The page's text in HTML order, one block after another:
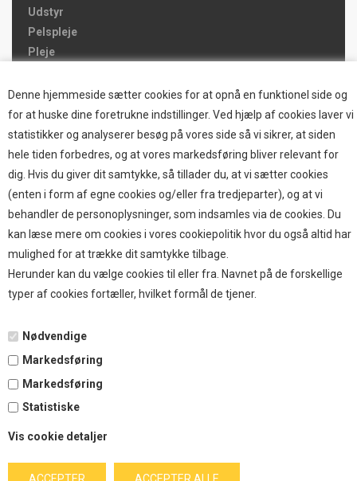
Denne hjemmeside sætter cookies for at opnå en funktionel side og
for at huske dine foretrukne indstillinger. Ved hjælp af cookies laver vi
statistikker og analyserer besøg på vores side så vi sikrer, at siden
hele tiden forbedres, og at vores markedsføring bliver relevant for
dig. Hvis du giver dit samtykke, så tillader du, at vi sætter cookies
(enten i form af egne cookies og/eller fra tredjeparter), og at vi
behandler de personoplysninger, som indsamles via de cookies. Du
kan læse mere om cookies i vores cookiepolitik hvor du også altid har
mulighed for at trække dit samtykke tilbage.
Herunder kan du vælge cookies til eller fra. Navnet på de forskellige
typer af cookies fortæller, hvilket formål de tjener.
Nødvendige
Markedsføring
Markedsføring
Statistiske
Vis cookie detaljer
Udstyr
Pelspleje
Pleje
Brands
TOP BRANDS
HOKAMIX
HVALPESTART RAIZUP
Thule hundbure
GRAU
STARMARK
VARIOCAGE-MIMSAFE
TILMELD NYHEDSBREV
og nyheder i shoppen. Du kan til en hver tid afmelde igen.